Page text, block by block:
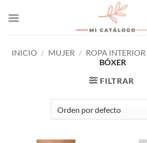
INICIO / MUJER / ROPA INTERIOR
BÓXER
FILTRAR